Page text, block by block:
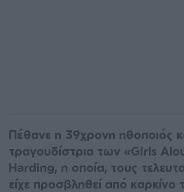
Πέθανε η 39χρονη ηθοποιός
τραγουδίστρια των «Girls
Harding, η οποία, τους
είχε προσβληθεί από καρκίνο